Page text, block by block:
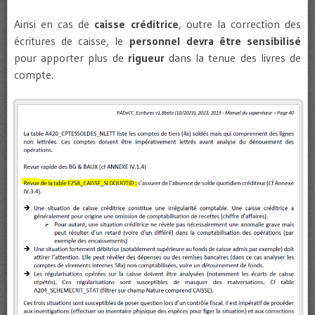
Ainsi en cas de caisse créditrice, outre la correction des
écritures de caisse, le personnel devra être sensibilisé
pour apporter plus de rigueurdans la tenue des livres de
compte.